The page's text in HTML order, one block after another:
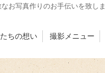
お写真作りのお手伝いを致しま
ちの想い 撮影メニュー